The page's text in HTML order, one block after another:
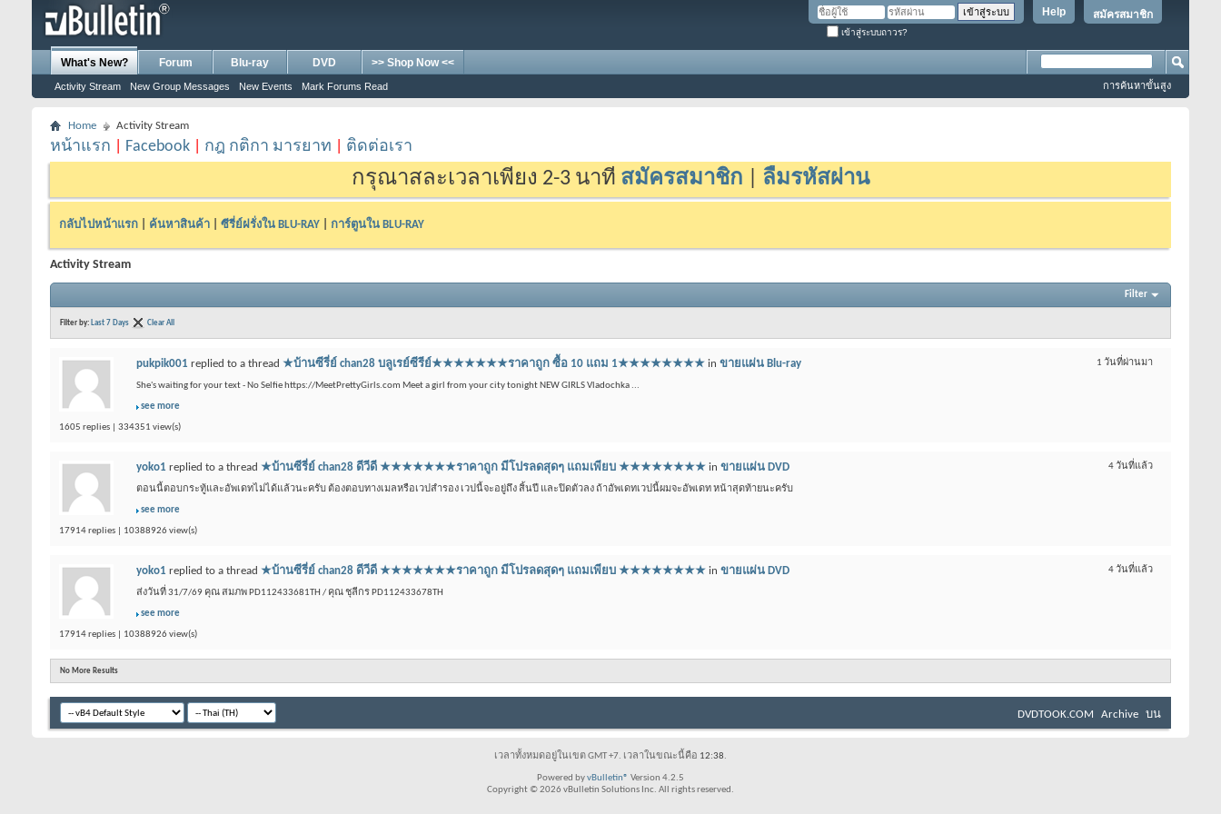
สมัครสมาชิก
Help
เข้าสู่ระบบถาวร?
What's New?
Activity Stream New Group Messages New Events Mark Forums Read
Forum Blu-ray DVD >> Shop Now <<
การค้นหาขั้นสูง
Home Activity Stream
หน้าแรก Facebook กฎ กติกา มารยาท ติดต่อเรา
กรุณาสละเวลาเพียง 2-3 นาที สมัครสมาชิก ลืมรหัสผ่าน
กลับไปหน้าแรก ค้นหาสินค้า ซีรี่ย์ฝรั่งใน BLU-RAY การ์ตูนใน BLU-RAY
Activity Stream
Filter
Filter by: Last 7 Days Clear All
1 วันที่ผ่านมา
pukpik001 replied to a thread ★บ้านซีรี่ย์ chan28 บลูเรย์ซีรีย์★★★★★★★ราคาถูก ซื้อ 10 แถม 1★★★★★★★★ in ขายแผ่น Blu-ray
She's waiting for your text - No Selfie https://MeetPrettyGirls.com Meet a girl from your city tonight NEW GIRLS Vladochka ...
see more
1605 replies | 334351 view(s)
4 วันที่แล้ว
yoko1 replied to a thread ★บ้านซีรี่ย์ chan28 ดีวีดี ★★★★★★★ราคาถูก มีโปรลดสุดๆ แถมเพียบ ★★★★★★★★ in ขายแผ่น DVD
ตอนนี้ตอบกระทู้และอัพเดทไม่ได้แล้วนะครับ ต้องตอบทางเมลหรือเวปสำรอง เวปนี้จะอยู่ถึง สิ้นปี และปิดตัวลง ถ้าอัพเดทเวปนี้ผมจะอัพเดท หน้าสุดท้ายนะครับ
see more
17914 replies | 10388926 view(s)
4 วันที่แล้ว
yoko1 replied to a thread ★บ้านซีรี่ย์ chan28 ดีวีดี ★★★★★★★ราคาถูก มีโปรลดสุดๆ แถมเพียบ ★★★★★★★★ in ขายแผ่น DVD
ส่งวันที่ 31/7/69 คุณ สมภพ PD112433681TH / คุณ ชุลีกร PD112433678TH
see more
17914 replies | 10388926 view(s)
No More Results
DVDTOOK.COM Archive บน
เวลาทั้งหมดอยู่ในเขต GMT +7. เวลาในขณะนี้คือ 12:38.
Powered byvBulletin® Version 4.2.5
Copyright © 2026 vBulletin Solutions Inc. All rights reserved.